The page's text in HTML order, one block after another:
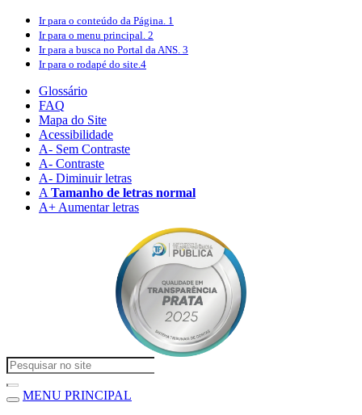
Ir para o conteúdo da Página. 1
Ir para o menu principal. 2
Ir para a busca no Portal da ANS. 3
Ir para o rodapé do site.4
Glossário
FAQ
Mapa do Site
Acessibilidade
A- Sem Contraste
A- Contraste
A- Diminuir letras
A Tamanho de letras normal
A+ Aumentar letras
MENU PRINCIPAL